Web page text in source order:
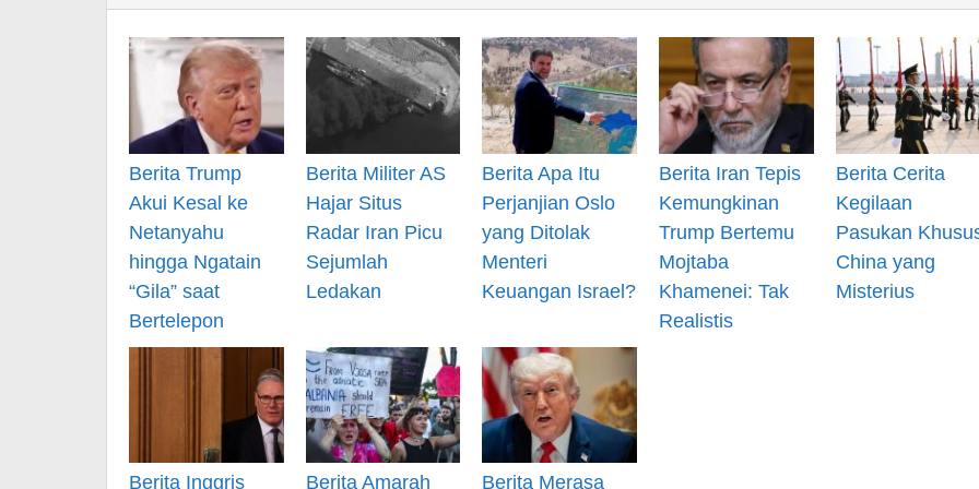
Berita Trump
Akui Kesal ke
Netanyahu
hingga Ngatain
“Gila” saat
Bertelepon
Berita Militer AS
Hajar Situs
Radar Iran Picu
Sejumlah
Ledakan
Berita Apa Itu
Perjanjian Oslo
yang Ditolak
Menteri
Keuangan Israel?
Berita Iran Tepis
Kemungkinan
Trump Bertemu
Mojtaba
Khamenei: Tak
Realistis
Berita Cerita
Kegilaan
Pasukan
China yang
Misterius
Berita Inggris Berita Amarah Berita Merasa